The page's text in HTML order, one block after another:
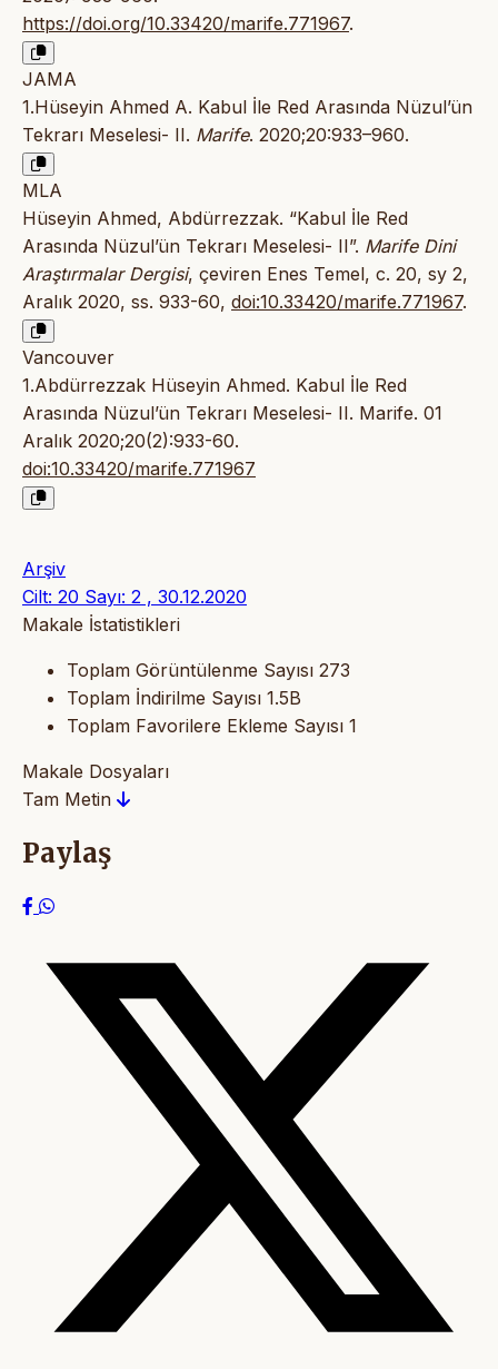
https://doi.org/10.33420/marife.771967.
JAMA
1.Hüseyin Ahmed A. Kabul İle Red Arasında Nüzul’ün
Tekrarı Meselesi- II. Marife. 2020;20:933–960.
MLA
Hüseyin Ahmed, Abdürrezzak. “Kabul İle Red
Arasında Nüzul’ün Tekrarı Meselesi- II”. Marife Dini
Araştırmalar Dergisi, çeviren Enes Temel, c. 20, sy 2,
Aralık 2020, ss. 933-60, doi:10.33420/marife.771967.
Vancouver
1.Abdürrezzak Hüseyin Ahmed. Kabul İle Red
Arasında Nüzul’ün Tekrarı Meselesi- II. Marife. 01
Aralık 2020;20(2):933-60.
doi:10.33420/marife.771967
Arşiv
Cilt: 20 Sayı: 2 , 30.12.2020
Makale İstatistikleri
Toplam Görüntülenme Sayısı 273
Toplam İndirilme Sayısı 1.5B
Toplam Favorilere Ekleme Sayısı 1
Makale Dosyaları
Tam Metin
Paylaş